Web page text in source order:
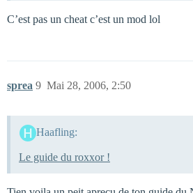
C’est pas un cheat c’est un mod lol
sprea Mai 28, 2006, 2:50
9
Haafling:
Le guide du roxxor !